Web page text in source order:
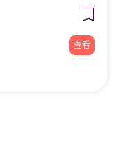
查看